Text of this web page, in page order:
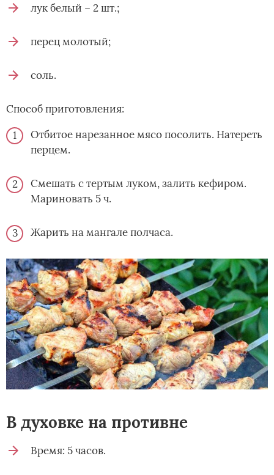
лук белый – 2 шт.;
перец молотый;
соль.
Способ приготовления:
Отбитое нарезанное мясо посолить. Натереть
перцем.
Смешать с тертым луком, залить кефиром.
Мариновать 5 ч.
Жарить на мангале полчаса.
В духовке на противне
Время: 5 часов.